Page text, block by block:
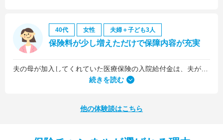
40代 女性 夫婦＋子ども3人
保険料が少し増えただけで保障内容が充実
続きを読む
他の体験談はこちら